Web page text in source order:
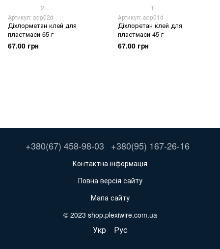
2
Артикул: adp02d
Діхлорметан клей для
пластмаси 65 г
67.00 грн
1
Артикул: adp01d
Діхлоретан клей для
пластмаси 45 г
67.00 грн
+380(67) 458-98-03 +380(95) 167-26-16
Контактна інформація
Повна версія сайту
Мапа сайту
© 2023 shop.plexiwire.com.ua
Укр Рус